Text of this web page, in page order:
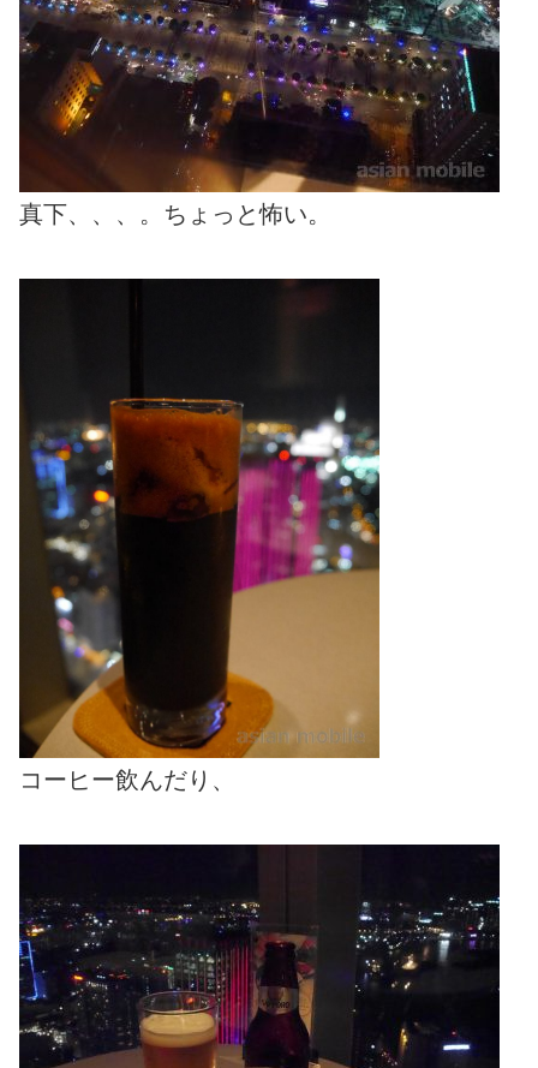
真下、、、。ちょっと怖い。
コーヒー飲んだり、